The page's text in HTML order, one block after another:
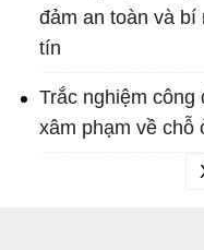
đảm an toàn và bí
tín
Trắc nghiệm công
xâm phạm về chỗ